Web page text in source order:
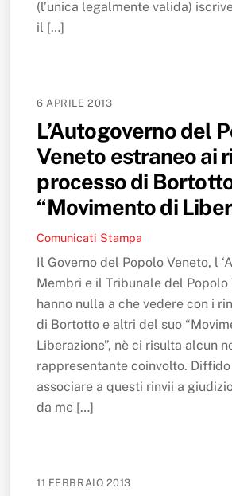
(l’unica legalmente valida)
il […]
6 APRILE 2013
L’Autogoverno del
Veneto estraneo ai
processo di
“Movimento di
Comunicati Stampa
Il Governo del Popolo Veneto, l
Membri e il Tribunale del Popolo
hanno nulla a che vedere con i
di Bortotto e altri del suo
Liberazione”, nè ci risulta alcun
rappresentante coinvolto.
associare a questi rinvii a
da me […]
11 FEBBRAIO 2013